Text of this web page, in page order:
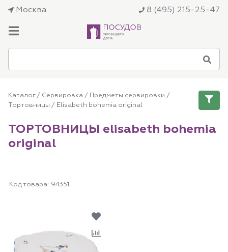
Москва 8 (495) 215-25-47
Каталог/ Сервировка / Предметы сервировки /
Тортовницы / Elisabeth bohemia original
ТОРТОВНИЦЫ elisabeth bohemia
original
Код товара: 94351